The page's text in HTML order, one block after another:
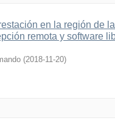
en la región de
remota y software
(2018-11-20)